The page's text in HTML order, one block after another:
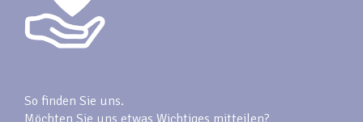
So finden Sie uns.
Möchten Sie uns etwas Wichtiges mitteilen?